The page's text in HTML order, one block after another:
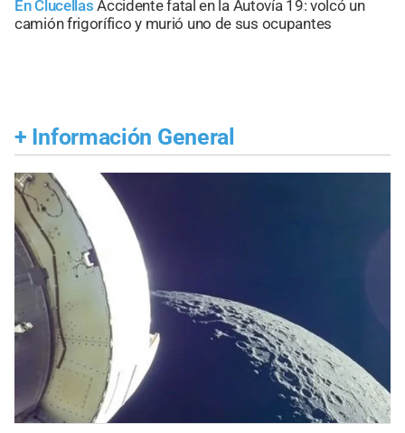
En Clucellas Accidente fatal en la Autovía 19: volcó un
camión frigorífico y murió uno de sus ocupantes
+ Información General